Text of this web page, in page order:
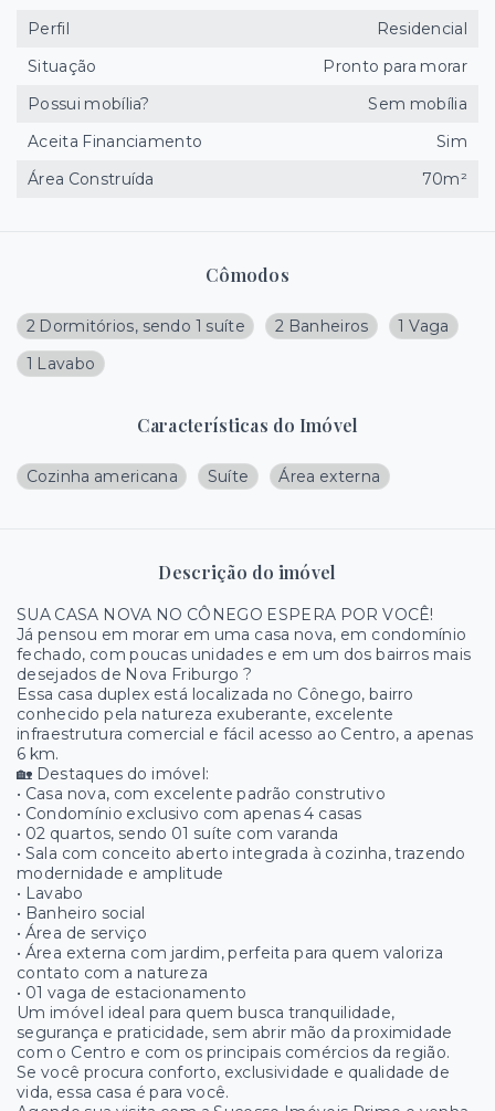
Cômodos
2 Dormitórios, sendo 1 suíte 2 Banheiros
1 Vaga
1 Lavabo
Características do Imóvel
Cozinha americana Suíte Área externa
Descrição do imóvel
SUA CASA NOVA NO CÔNEGO ESPERA POR VOCÊ!
Já pensou em morar em uma casa nova, em condomínio
fechado, com poucas unidades e em um dos bairros mais
desejados de Nova Friburgo ?
Essa casa duplex está localizada no Cônego, bairro
conhecido pela natureza exuberante, excelente
infraestrutura comercial e fácil acesso ao Centro, a apenas
6 km.
🏡 Destaques do imóvel:
• Casa nova, com excelente padrão construtivo
• Condomínio exclusivo com apenas 4 casas
• 02 quartos, sendo 01 suíte com varanda
• Sala com conceito aberto integrada à cozinha, trazendo
modernidade e amplitude
• Lavabo
• Banheiro social
• Área de serviço
• Área externa com jardim, perfeita para quem valoriza
contato com a natureza
• 01 vaga de estacionamento
Um imóvel ideal para quem busca tranquilidade,
segurança e praticidade, sem abrir mão da proximidade
com o Centro e com os principais comércios da região.
Se você procura conforto, exclusividade e qualidade de
vida, essa casa é para você.
Perfil
Residencial
Situação
Pronto para morar
Possui mobília?
Sem mobília
Aceita Financiamento
Sim
Área Construída
70m²